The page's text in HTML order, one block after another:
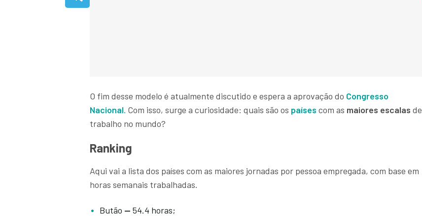
O fim desse modelo é atualmente discutido e espera a aprovação do Congresso
Nacional. Com isso, surge a curiosidade: quais são os países com as maiores escalas de
trabalho no mundo?
Ranking
Aqui vai a lista dos países com as maiores jornadas por pessoa empregada, com base em
horas semanais trabalhadas.
Butão — 54.4 horas;